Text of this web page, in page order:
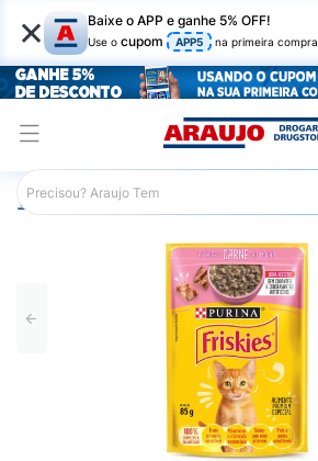
× Baixe o APP e ganhe 5% OFF!
Use o cupom APP5 na primeira compra
Araujo Pet Shop